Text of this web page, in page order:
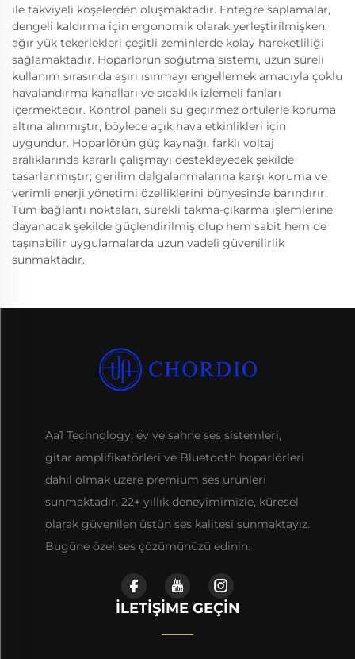
ile takviyeli köşelerden oluşmaktadır. Entegre saplamalar,
dengeli kaldırma için ergonomik olarak yerleştirilmişken,
ağır yük tekerlekleri çeşitli zeminlerde kolay hareketliliği
sağlamaktadır. Hoparlörün soğutma sistemi, uzun süreli
kullanım sırasında aşırı ısınmayı engellemek amacıyla çoklu
havalandırma kanalları ve sıcaklık izlemeli fanları
içermektedir. Kontrol paneli su geçirmez örtülerle koruma
altına alınmıştır, böylece açık hava etkinlikleri için
uygundur. Hoparlörün güç kaynağı, farklı voltaj
aralıklarında kararlı çalışmayı destekleyecek şekilde
tasarlanmıştır; gerilim dalgalanmalarına karşı koruma ve
verimli enerji yönetimi özelliklerini bünyesinde barındırır.
Tüm bağlantı noktaları, sürekli takma-çıkarma işlemlerine
dayanacak şekilde güçlendirilmiş olup hem sabit hem de
taşınabilir uygulamalarda uzun vadeli güvenilirlik
sunmaktadır.
Aa1 Technology, ev ve sahne ses sistemleri,
gitar amplifikatörleri ve Bluetooth hoparlörleri
dahil olmak üzere premium ses ürünleri
sunmaktadır. 22+ yıllık deneyimimizle, küresel
olarak güvenilen üstün ses kalitesi sunmaktayız.
Bugüne özel ses çözümünüzü edinin.
İLETIŞIME GEÇIN